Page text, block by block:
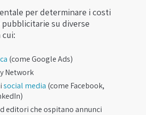
per determinare i costi
su diverse
(come Google Ads)
Network
social media (come Facebook,
editori che ospitano annunci